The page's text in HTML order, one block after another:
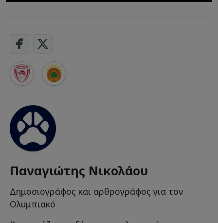
Παναγιώτης Νικολάου
Δημοσιογράφος και αρθρογράφος για τον
Ολυμπιακό